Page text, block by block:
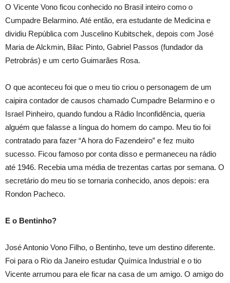
O Vicente Vono ficou conhecido no Brasil inteiro como o
Cumpadre Belarmino. Até então, era estudante de Medicina e
dividiu República com Juscelino Kubitschek, depois com José
Maria de Alckmin, Bilac Pinto, Gabriel Passos (fundador da
Petrobrás) e um certo Guimarães Rosa.
O que aconteceu foi que o meu tio criou o personagem de um
caipira contador de causos chamado Cumpadre Belarmino e o
Israel Pinheiro, quando fundou a Rádio Inconfidência, queria
alguém que falasse a língua do homem do campo. Meu tio foi
contratado para fazer “A hora do Fazendeiro” e fez muito
sucesso. Ficou famoso por conta disso e permaneceu na rádio
até 1946. Recebia uma média de trezentas cartas por semana. O
secretário do meu tio se tornaria conhecido, anos depois: era
Rondon Pacheco.
E o Bentinho?
José Antonio Vono Filho, o Bentinho, teve um destino diferente.
Foi para o Rio da Janeiro estudar Química Industrial e o tio
Vicente arrumou para ele ficar na casa de um amigo. O amigo do